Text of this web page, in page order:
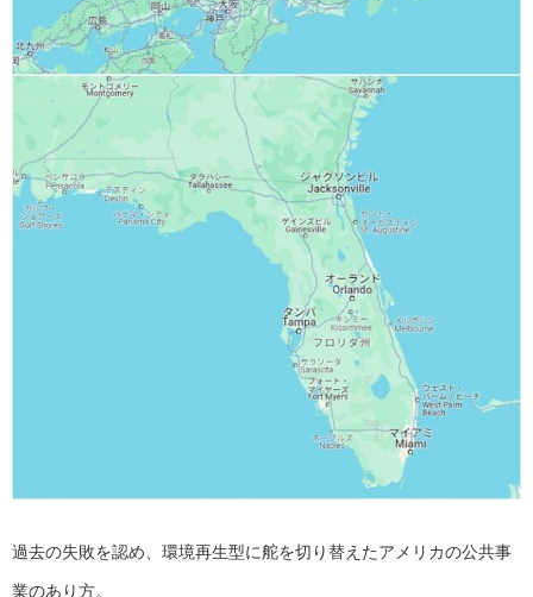
過去の失敗を認め、環境再生型に舵を切り替えたアメリカの公共事
業のあり方。